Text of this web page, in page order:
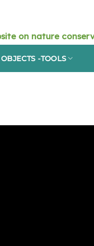
OBJECTS -TOOLS